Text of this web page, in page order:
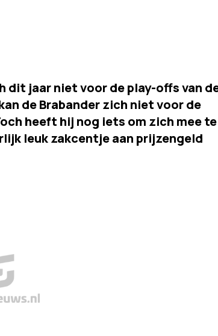
dit jaar niet voor de play-offs van
de Brabander zich niet voor de
heeft hij nog iets om zich mee te
leuk zakcentje aan prijzengeld